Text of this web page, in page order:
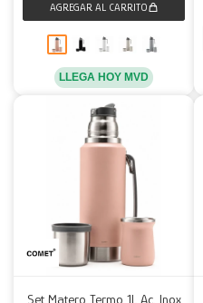
LLEGA HOY MVD
Set Matero Termo 1L Ac. Inox